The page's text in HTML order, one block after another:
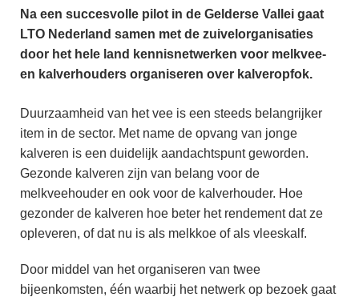
Na een succesvolle pilot in de Gelderse Vallei gaat
LTO Nederland samen met de zuivelorganisaties
door het hele land kennisnetwerken voor melkvee-
en kalverhouders organiseren over kalveropfok.
Duurzaamheid van het vee is een steeds belangrijker
item in de sector. Met name de opvang van jonge
kalveren is een duidelijk aandachtspunt geworden.
Gezonde kalveren zijn van belang voor de
melkveehouder en ook voor de kalverhouder. Hoe
gezonder de kalveren hoe beter het rendement dat ze
opleveren, of dat nu is als melkkoe of als vleeskalf.
Door middel van het organiseren van twee
bijeenkomsten, één waarbij het netwerk op bezoek gaat